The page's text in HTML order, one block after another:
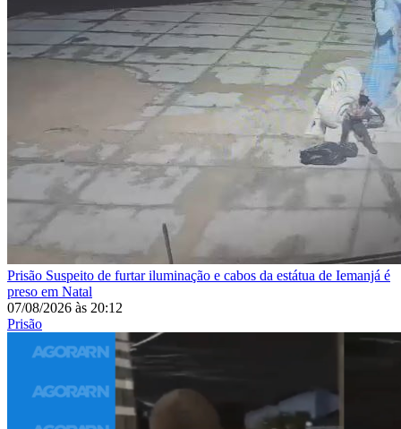
Prisão Suspeito de furtar iluminação e cabos da estátua de Iemanjá é
preso em Natal
07/08/2026 às 20:12
Prisão